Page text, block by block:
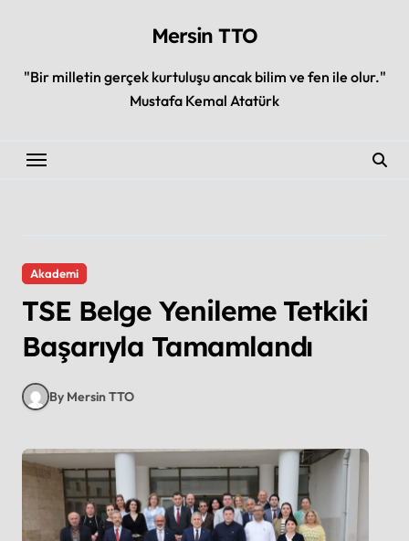
Mersin TTO
"Bir milletin gerçek kurtuluşu ancak bilim ve fen ile olur."
Mustafa Kemal Atatürk
Akademi
TSE Belge Yenileme Tetkiki
Başarıyla Tamamlandı
By Mersin TTO